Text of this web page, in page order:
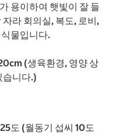
용이하여 햇빛이 잘 들
라 회의실, 복도, 로비,
물입니다.
(생육환경, 영양 상
습니다.)
도 (월동기 섭씨 10도